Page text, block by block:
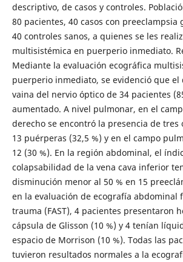
descriptivo, de casos y controles.
80 pacientes, 40 casos con preeclampsia
40 controles sanos, a quienes se les
multisistémica en puerperio inmediato.
Mediante la evaluación ecográfica
puerperio inmediato, se evidenció que el
vaina del nervio óptico de 34 pacientes
aumentado. A nivel pulmonar, en el
derecho se encontró la presencia de tres
13 puérperas (32,5 %) y en el campo
12 (30 %). En la región abdominal, el
colapsabilidad de la vena cava inferior
disminución menor al 50 % en 15
en la evaluación de ecografía abdominal
trauma (FAST), 4 pacientes presentaron
cápsula de Glisson (10 %) y 4 tenían
espacio de Morrison (10 %). Todas las
tuvieron resultados normales a la